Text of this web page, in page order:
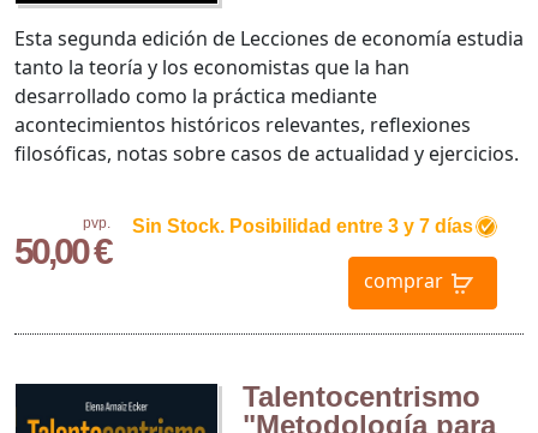
pvp.
50,00 €
Sin Stock. Posibilidad entre 3 y 7 días
comprar
Esta segunda edición de Lecciones de economía estudia
tanto la teoría y los economistas que la han
desarrollado como la práctica mediante
acontecimientos históricos relevantes, reflexiones
filosóficas, notas sobre casos de actualidad y ejercicios.
Talentocentrismo
"Metodología para